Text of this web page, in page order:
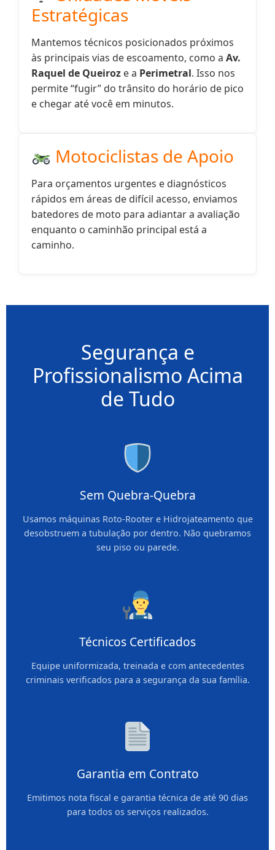
Estratégicas
Mantemos técnicos posicionados próximos
às principais vias de escoamento, como a Av.
Raquel de Queiroz e a Perimetral. Isso nos
permite “fugir” do trânsito do horário de pico
e chegar até você em minutos.
Motociclistas de Apoio
Para orçamentos urgentes e diagnósticos
rápidos em áreas de difícil acesso, enviamos
batedores de moto para adiantar a avaliação
enquanto o caminhão principal está a
caminho.
Segurança e
Profissionalismo Acima
de Tudo
Sem Quebra-Quebra
Usamos máquinas Roto-Rooter e Hidrojateamento que
desobstruem a tubulação por dentro. Não quebramos
seu piso ou parede.
Técnicos Certificados
Equipe uniformizada, treinada e com antecedentes
criminais verificados para a segurança da sua família.
Garantia em Contrato
Emitimos nota fiscal e garantia técnica de até 90 dias
para todos os serviços realizados.